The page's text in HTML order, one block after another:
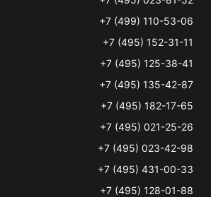
+7 (499) 110-53-06
+7 (495) 152-31-11
+7 (495) 125-38-41
+7 (495) 135-42-87
+7 (495) 182-17-65
+7 (495) 021-25-26
+7 (495) 023-42-98
+7 (495) 431-00-33
+7 (495) 128-01-88